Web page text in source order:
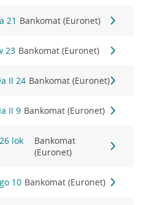
21 Bankomat (Euronet)
23 Bankomat (Euronet)
II 24 Bankomat (Euronet)
II 9 Bankomat (Euronet)
lok
Bankomat
(Euronet)
10 Bankomat (Euronet)